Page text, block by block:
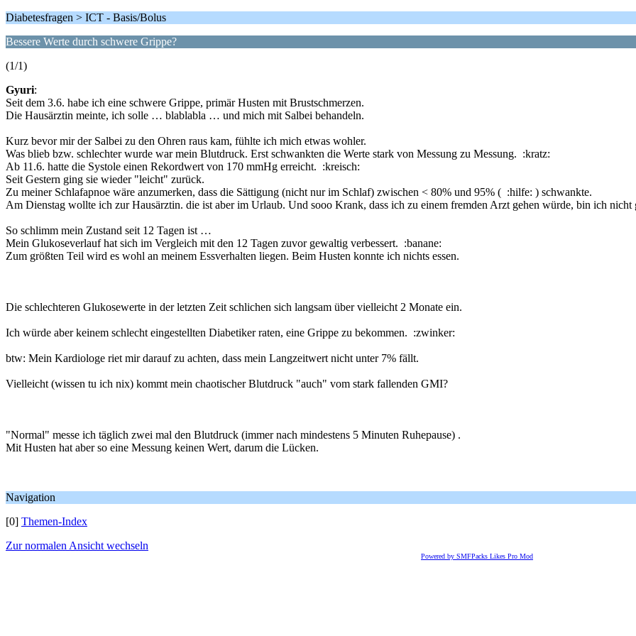
Diabetesfragen > ICT - Basis/Bolus
Bessere Werte durch schwere Grippe?
(1/1)
Gyuri:
Seit dem 3.6. habe ich eine schwere Grippe, primär Husten mit Brustschmerzen.
Die Hausärztin meinte, ich solle … blablabla … und mich mit Salbei behandeln.
Kurz bevor mir der Salbei zu den Ohren raus kam, fühlte ich mich etwas wohler.
Was blieb bzw. schlechter wurde war mein Blutdruck. Erst schwankten die Werte stark von Messung zu Messung. :kratz:
Ab 11.6. hatte die Systole einen Rekordwert von 170 mmHg erreicht. :kreisch:
Seit Gestern ging sie wieder "leicht" zurück.
Zu meiner Schlafapnoe wäre anzumerken, dass die Sättigung (nicht nur im Schlaf) zwischen < 80% und 95% ( :hilfe: ) schwankte.
Am Dienstag wollte ich zur Hausärztin. die ist aber im Urlaub. Und sooo Krank, dass ich zu einem fremden Arzt gehen würde, bin ich nicht
So schlimm mein Zustand seit 12 Tagen ist …
Mein Glukoseverlauf hat sich im Vergleich mit den 12 Tagen zuvor gewaltig verbessert. :banane:
Zum größten Teil wird es wohl an meinem Essverhalten liegen. Beim Husten konnte ich nichts essen.
Die schlechteren Glukosewerte in der letzten Zeit schlichen sich langsam über vielleicht 2 Monate ein.
Ich würde aber keinem schlecht eingestellten Diabetiker raten, eine Grippe zu bekommen. :zwinker:
btw: Mein Kardiologe riet mir darauf zu achten, dass mein Langzeitwert nicht unter 7% fällt.
Vielleicht (wissen tu ich nix) kommt mein chaotischer Blutdruck "auch" vom stark fallenden GMI?
"Normal" messe ich täglich zwei mal den Blutdruck (immer nach mindestens 5 Minuten Ruhepause) .
Mit Husten hat aber so eine Messung keinen Wert, darum die Lücken.
Navigation
[0] Themen-Index
Zur normalen Ansicht wechseln
Powered by SMFPacks Likes Pro Mod